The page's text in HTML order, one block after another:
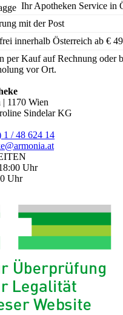
Ihr Apotheken Service in
mit der Post
innerhalb Österreich ab €
per Kauf auf Rechnung oder
vor Ort.
| 1170 Wien
Sindelar KG
1 / 48 624 14
Uhr
Uhr